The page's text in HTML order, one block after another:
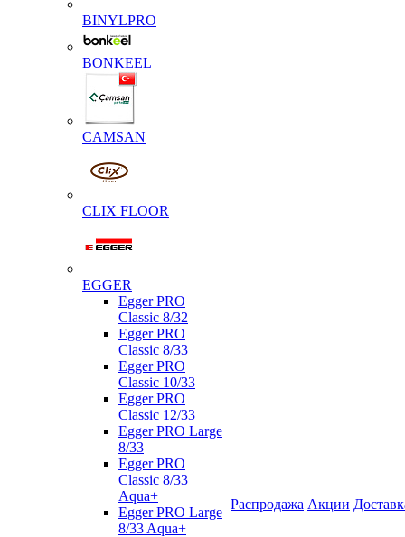
BINYLPRO
BONKEEL
CAMSAN
CLIX FLOOR
EGGER
Egger PRO
Classic 8/32
Egger PRO
Classic 8/33
Egger PRO
Classic 10/33
Egger PRO
Classic 12/33
Egger PRO Large
8/33
Egger PRO
Classic 8/33
Aqua+
Egger PRO Large
8/33 Aqua+
Распродажа Акции